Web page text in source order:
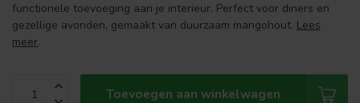
functionele toevoeging aan je interieur. Perfect voor diners en
gezellige avonden, gemaakt van duurzaam mangohout. Lees
meer.
Toevoegen aan winkelwagen